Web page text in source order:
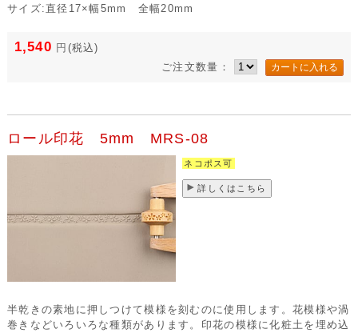
サイズ:直径17×幅5mm 全幅20mm
1,540 円 (税込)
ご注文数量：
ロール印花 5mm MRS-08
ネコポス可
詳しくはこちら
半乾きの素地に押しつけて模様を刻むのに使用します。花模様や渦
巻きなどいろいろな種類があります。印花の模様に化粧土を埋め込